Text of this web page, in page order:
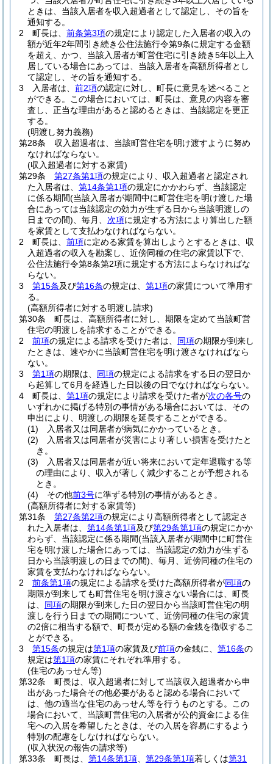
ときは、当該入居者を収入超過者として認定し、その旨を
通知する。
2
町長は、 前条第3項の規定により認定した入居者の収入の
額が近年2年間引き続き公住法施行令第9条に規定する金額
を超え、かつ、当該入居者が町営住宅に引き続き5年以上入
居している場合にあっては、当該入居者を高額所得者とし
て認定し、その旨を通知する。
3
入居者は、 前2項の認定に対し、町長に意見を述べること
ができる。
この場合においては、町長は、意見の内容を審
査し、正当な理由があると認めるときは、当該認定を更正
する。
(明渡し努力義務)
第28条
収入超過者は、当該町営住宅を明け渡すように努め
なければならない。
(収入超過者に対する家賃)
第29条
第27条第1項の規定により、収入超過者と認定され
た入居者は、 第14条第1項の規定にかかわらず、当該認定
に係る期間(当該入居者が期間中に町営住宅を明け渡した場
合にあっては当該認定の効力が生ずる日から当該明渡しの
日までの間) 、毎月、 次項に規定する方法により算出した額
を家賃として支払わなければならない。
2
町長は、 前項に定める家賃を算出しようとするときは、収
入超過者の収入を勘案し、近傍同種の住宅の家賃以下で、
公住法施行令第8条第2項に規定する方法によらなければな
らない。
3
第15条及び第16条の規定は、 第1項の家賃について準用す
る。
(高額所得者に対する明渡し請求)
第30条
町長は、高額所得者に対し、期限を定めて当該町営
住宅の明渡しを請求することができる。
2
前項の規定による請求を受けた者は、 同項の期限が到来し
たときは、速やかに当該町営住宅を明け渡さなければなら
ない。
3
第1項の期限は、 同項の規定による請求をする日の翌日か
ら起算して6月を経過した日以後の日でなければならない。
4
町長は、 第1項の規定により請求を受けた者が次の各号の
いずれかに掲げる特別の事情がある場合においては、その
申出により、明渡しの期限を延長することができる。
(1)
入居者又は同居者が病気にかかっているとき。
(2)
入居者又は同居者が災害により著しい損害を受けたと
き。
(3)
入居者又は同居者が近い将来において定年退職する等
の理由により、収入が著しく減少することが予想される
とき。
(4)
その他前3号に準ずる特別の事情があるとき。
(高額所得者に対する家賃等)
第31条
第27条第2項の規定により高額所得者として認定さ
れた入居者は、 第14条第1項及び第29条第1項の規定にかか
わらず、当該認定に係る期間(当該入居者が期間中に町営住
宅を明け渡した場合にあっては、当該認定の効力が生ずる
日から当該明渡しの日までの間) 、毎月、近傍同種の住宅の
家賃を支払わなければならない。
2
前条第1項の規定による請求を受けた高額所得者が同項の
期限が到来しても町営住宅を明け渡さない場合には、町長
は、 同項の期限が到来した日の翌日から当該町営住宅の明
渡しを行う日までの期間について、近傍同種の住宅の家賃
の2倍に相当する額で、町長が定める額の金銭を徴収するこ
とができる。
3
第15条の規定は第1項の家賃及び前項の金銭に、 第16条の
規定は第1項の家賃にそれぞれ準用する。
(住宅のあっせん等)
第32条
町長は、収入超過者に対して当該収入超過者から申
出があった場合その他必要があると認める場合において
は、他の適当な住宅のあっせん等を行うものとする。
この
場合において、当該町営住宅の入居者が公的資金による住
宅への入居を希望したときは、その入居を容易にするよう
特別の配慮をしなければならない。
(収入状況の報告の請求等)
第33条
町長は、 第14条第1項 第29条第1項若しくは第31